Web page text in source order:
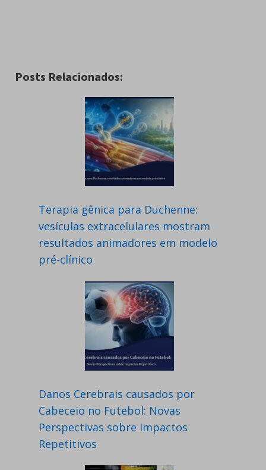
Posts Relacionados:
Terapia gênica para Duchenne:
vesículas extracelulares mostram
resultados animadores em modelo
pré-clínico
Danos Cerebrais causados por
Cabeceio no Futebol: Novas
Perspectivas sobre Impactos
Repetitivos